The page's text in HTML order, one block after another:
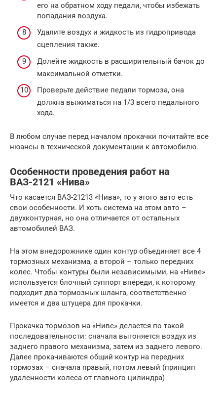
его на обратном ходу педали, чтобы избежать
попадания воздуха.
Удалите воздух и жидкость из гидропривода
сцепления также.
Долейте жидкость в расширительный бачок до
максимальной отметки.
Проверьте действие педали тормоза, она
должна выжиматься на 1/3 всего педального
хода.
В любом случае перед началом прокачки почитайте все
нюансы в технической документации к автомобилю.
Особенности проведения работ на
ВАЗ-2121 «Нива»
Что касается ВАЗ-21213 «Нива», то у этого авто есть
свои особенности. И хоть система на этом авто –
двухконтурная, но она отличается от остальных
автомобилей ВАЗ.
На этом внедорожнике один контур объединяет все 4
тормозных механизма, а второй – только передних
колес. Чтобы контуры были независимыми, на «Ниве»
используется блочный суппорт впереди, к которому
подходит два тормозных шланга, соответственно
имеется и два штуцера для прокачки.
Прокачка тормозов на «Ниве» делается по такой
последовательности: сначала выгоняется воздух из
заднего правого механизма, затем из заднего левого.
Далее прокачиваются общий контур на передних
тормозах – сначала правый, потом левый (принцип
удаленности колеса от главного цилиндра)